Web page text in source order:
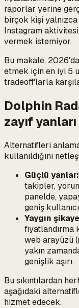
raporlar yerine
birçok kişi
Instagram
vermek istemiyor.
Bu makale,
etmek için en iyi 5
tradeoff'larla
Dolphin
zayıf yanları
Alternatifleri
kullanıldığını
Güçlü yanlar:
takipler,
panelde,
geniş
Yaygın
fiyatlandırma
web arayüzü
yakın
genişlik aşırı.
Bu sıkıntılardan
aşağıdaki
hizmet edecek.